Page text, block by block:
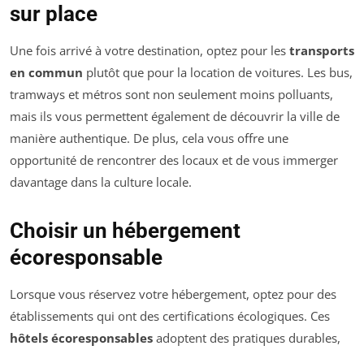
sur place
Une fois arrivé à votre destination, optez pour les transports
en commun plutôt que pour la location de voitures. Les bus,
tramways et métros sont non seulement moins polluants,
mais ils vous permettent également de découvrir la ville de
manière authentique. De plus, cela vous offre une
opportunité de rencontrer des locaux et de vous immerger
davantage dans la culture locale.
Choisir un hébergement
écoresponsable
Lorsque vous réservez votre hébergement, optez pour des
établissements qui ont des certifications écologiques. Ces
hôtels écoresponsables adoptent des pratiques durables,